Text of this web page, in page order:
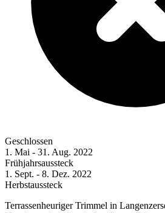
Geschlossen
1. Mai - 31. Aug. 2022
Frühjahrsaussteck
1. Sept. - 8. Dez. 2022
Herbstaussteck
Terrassenheuriger Trimmel in